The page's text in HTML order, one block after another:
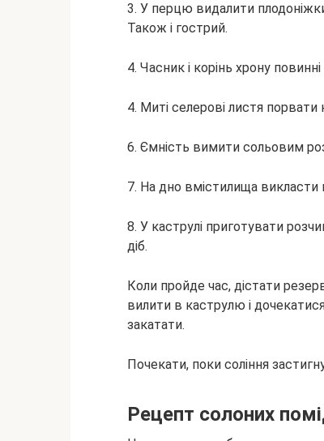
3. У перцю видалити плодоніжки
Також і гострий.
4. Часник і корінь хрону
4. Миті селерові листя
6. Ємність вимити сольовим
7. На дно вмістилища викласти
8. У каструлі приготувати
діб.
Коли пройде час, дістати
вилити в каструлю і
закатати.
Почекати, поки соління
Рецепт солоних